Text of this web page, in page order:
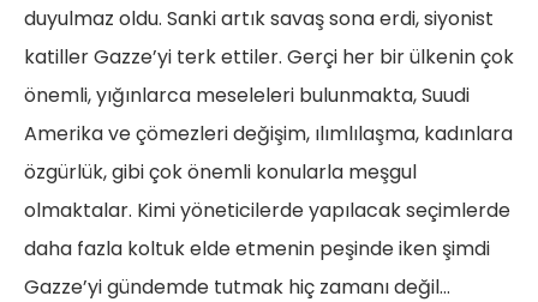
duyulmaz oldu. Sanki artık savaş sona erdi, siyonist
katiller Gazze’yi terk ettiler. Gerçi her bir ülkenin çok
önemli, yığınlarca meseleleri bulunmakta, Suudi
Amerika ve çömezleri değişim, ılımlılaşma, kadınlara
özgürlük, gibi çok önemli konularla meşgul
olmaktalar. Kimi yöneticilerde yapılacak seçimlerde
daha fazla koltuk elde etmenin peşinde iken şimdi
Gazze’yi gündemde tutmak hiç zamanı değil…